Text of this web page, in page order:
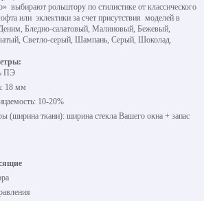
выбирают рольштору по стилистике от классического
или эклектики за счет присутствия моделей в
Бледно-салатовый, Малиновый, Бежевый,
Светло-серый, Шампань, Серый, Шоколад.
ПЭ
18 мм
10-20%
(ширина ткани): ширина стекла Вашего окна + запас